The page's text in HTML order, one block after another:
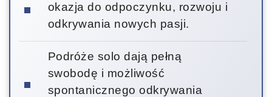
okazja do odpoczynku, rozwoju i
odkrywania nowych pasji.
Podróże solo dają pełną
swobodę i możliwość
spontanicznego odkrywania